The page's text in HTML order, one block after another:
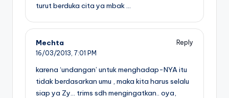
turut berduka cita ya mbak …
Mechta
Reply
16/03/2013, 7:01 PM
karena ‘undangan’ untuk menghadap-NYA itu
tidak berdasarkan umu , maka kita harus selalu
siap ya Zy… trims sdh mengingatkan.. oya,